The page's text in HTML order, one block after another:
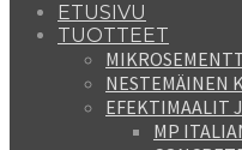
ETUSIVU
TUOTTEET
NESTEMÄINEN
EFEKTIMAALIT
MP